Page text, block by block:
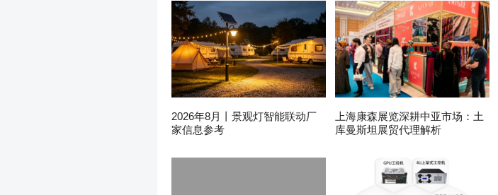
2026年8月丨景观灯智能联动厂
家信息参考
上海康森展览深耕中亚市场：土
库曼斯坦展贸代理解析